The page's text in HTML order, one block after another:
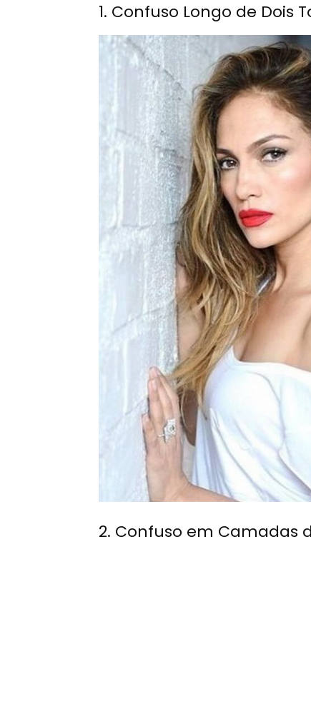
1. Confuso Longo de Dois
2. Confuso em Camadas